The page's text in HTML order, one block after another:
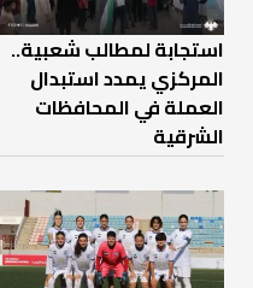
استجابة لمطالب شعبية..
المركزي يمدد استبدال
العملة في المحافظات
الشرقية